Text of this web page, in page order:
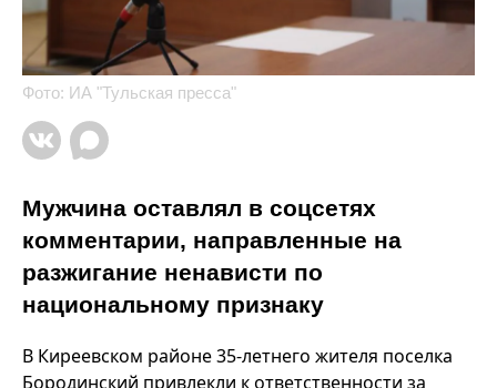
Фото: ИА "Тульская пресса"
Мужчина оставлял в соцсетях
комментарии, направленные на
разжигание ненависти по
национальному признаку
В Киреевском районе 35-летнего жителя поселка
Бородинский привлекли к ответственности за